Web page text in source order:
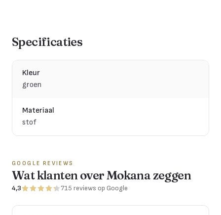
Specificaties
Kleur
groen
Materiaal
stof
GOOGLE REVIEWS
Wat klanten over Mokana zeggen
4,3 715 reviews op Google